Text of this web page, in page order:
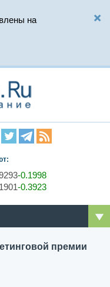
на
-0.1998
-0.3923
премии